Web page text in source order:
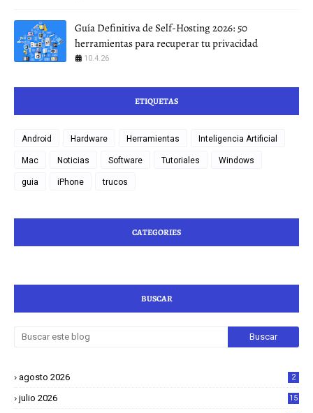
Guía Definitiva de Self-Hosting 2026: 50
herramientas para recuperar tu privacidad
10.4.26
ETIQUETAS
Android Hardware Herramientas Inteligencia Artificial
Mac Noticias Software Tutoriales Windows
guia iPhone trucos
CATEGORIES
BUSCAR
agosto 2026 2
julio 2026 15